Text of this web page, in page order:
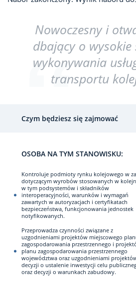
Nowoczesny i
dbający o
wykonywania
transportu
Czym będziesz się zajmować
OSOBA NA TYM STANOWISKU:
Kontroluje podmioty rynku kolejowego w
dotyczącym wyrobów stosowanych w
w tym podsystemów i składników
interoperacyjności, warunków i wymagań
zawartych w autoryzacjach i certyfikatach
bezpieczeństwa, funkcjonowania jednostek
notyfikowanych.
Przeprowadza czynności związane z
uzgodnieniami projektów miejscowego
zagospodarowania przestrzennego i
planu zagospodarowania przestrzennego
województwa oraz uzgodnieniami
decyzji o ustalenie inwestycji celu
oraz decyzji o warunkach zabudowy.